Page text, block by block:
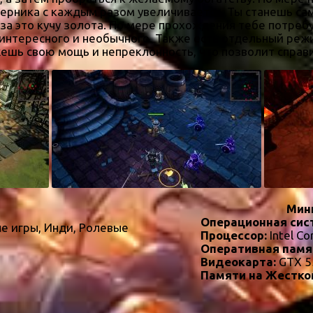
с каждым разом увеличивается. Ты станешь
это кучу золота. По мере прохождения тебе
и необычного. Также есть отдельный
свою мощь и непреклонность, что позволит
игры, Инди, Ролевые
Операционная
Процессор: Intel
Оперативная
Видеокарта: GTX
Памяти на